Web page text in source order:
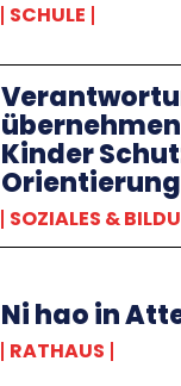
SCHULE
Kinder
SOZIALES &
Ni hao in
RATHAUS